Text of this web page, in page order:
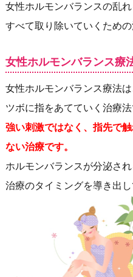
女性ホルモンバランスの乱
すべて取り除いていくための
女性ホルモンバランス療
女性ホルモンバランス療法
ツボに指をあてていく治療法
強い刺激ではなく、指先で
ない治療です。
ホルモンバランスが分泌さ
治療のタイミングを導き出し